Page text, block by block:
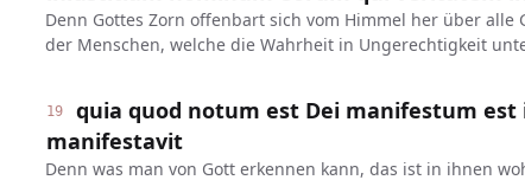
Denn Gottes Zorn offenbart sich vom Himmel her über
der Menschen, welche die Wahrheit in Ungerechtigkeit
19
quia quod notum est Dei manifestum est
manifestavit
Denn was man von Gott erkennen kann, das ist in ihnen